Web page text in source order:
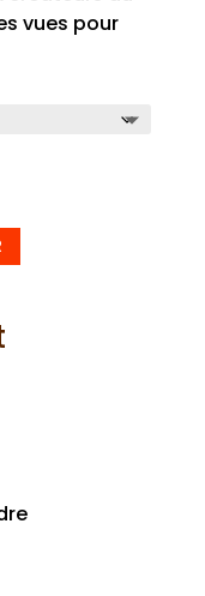
vues pour